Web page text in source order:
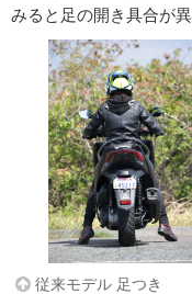
みると足の開き具合が異
従来モデル 足つき